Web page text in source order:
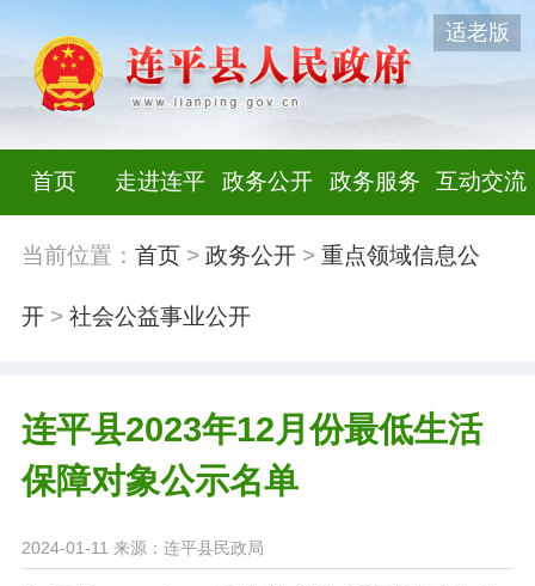
适老版
首页 走进连平 政务公开 政务服务 互动交流
当前位置： 首页> 政务公开> 重点领域信息公
开> 社会公益事业公开
连平县2023年12月份最低生活
保障对象公示名单
2024-01-11 来源：连平县民政局